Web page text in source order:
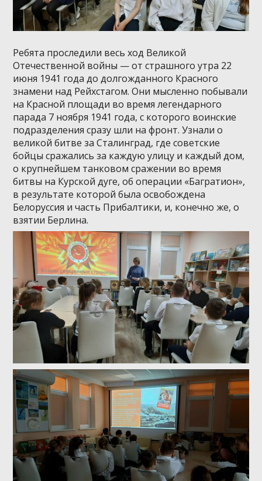
Ребята проследили весь ход Великой
Отечественной войны — от страшного утра 22
июня 1941 года до долгожданного Красного
знамени над Рейхстагом. Они мысленно побывали
на Красной площади во время легендарного
парада 7 ноября 1941 года, с которого воинские
подразделения сразу шли на фронт. Узнали о
великой битве за Сталинград, где советские
бойцы сражались за каждую улицу и каждый дом,
о крупнейшем танковом сражении во время
битвы на Курской дуге, об операции «Багратион»,
в результате которой была освобождена
Белоруссия и часть Прибалтики, и, конечно же, о
взятии Берлина.